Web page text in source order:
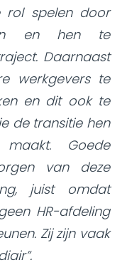
rol spelen door
en hen te
Daarnaast
werkgevers te
en dit ook te
de transitie hen
Goede
van deze
juist omdat
HR-afdeling
Zij zijn vaak